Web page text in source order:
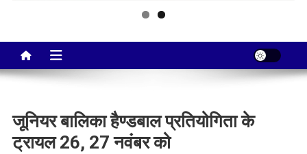
जूनियर बालिका हैण्डबाल प्रतियोगिता के
ट्रायल 26, 27 नवंबर को